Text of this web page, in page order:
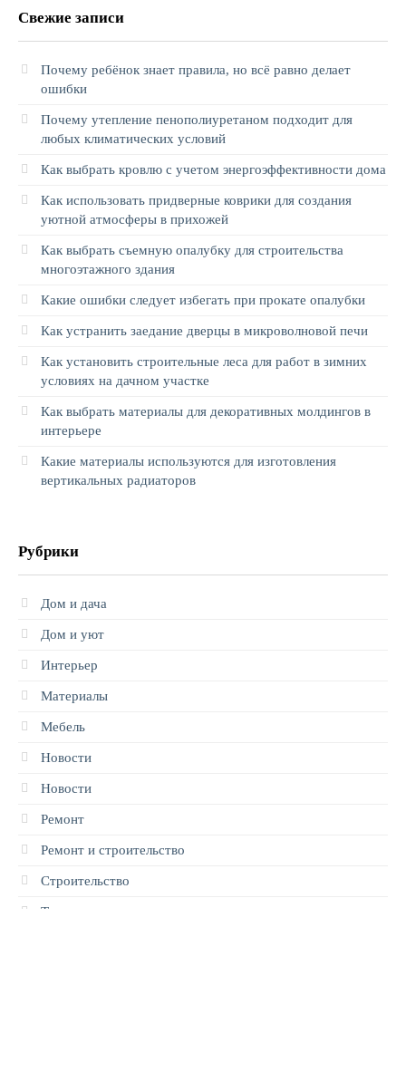
Свежие записи
Почему ребёнок знает правила, но всё равно делает
ошибки
Почему утепление пенополиуретаном подходит для
любых климатических условий
Как выбрать кровлю с учетом энергоэффективности дома
Как использовать придверные коврики для создания
уютной атмосферы в прихожей
Как выбрать съемную опалубку для строительства
многоэтажного здания
Какие ошибки следует избегать при прокате опалубки
Как устранить заедание дверцы в микроволновой печи
Как установить строительные леса для работ в зимних
условиях на дачном участке
Как выбрать материалы для декоративных молдингов в
интерьере
Какие материалы используются для изготовления
вертикальных радиаторов
Рубрики
Дом и дача
Дом и уют
Интерьер
Материалы
Мебель
Новости
Новости
Ремонт
Ремонт и строительство
Строительство
Техника